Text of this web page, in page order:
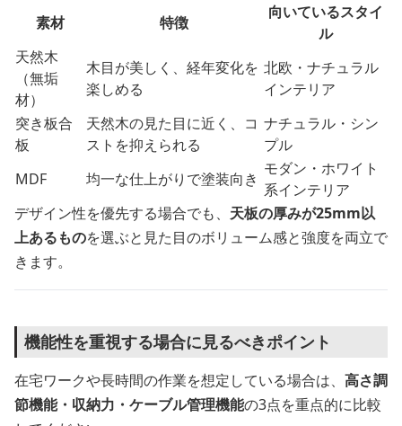
素材 特徴
向いているスタイ
ル
天然木
（無垢
材）
木目が美しく、経年変化を
楽しめる
北欧・ナチュラル
インテリア
突き板合
板
天然木の見た目に近く、コ
ストを抑えられる
ナチュラル・シン
プル
MDF
均一な仕上がりで塗装向き
モダン・ホワイト
系インテリア
デザイン性を優先する場合でも、 天板の厚みが25mm以
上あるものを選ぶと見た目のボリューム感と強度を両立で
きます。
機能性を重視する場合に見るべきポイント
在宅ワークや長時間の作業を想定している場合は、 高さ調
節機能・収納力・ケーブル管理機能の3点を重点的に比較